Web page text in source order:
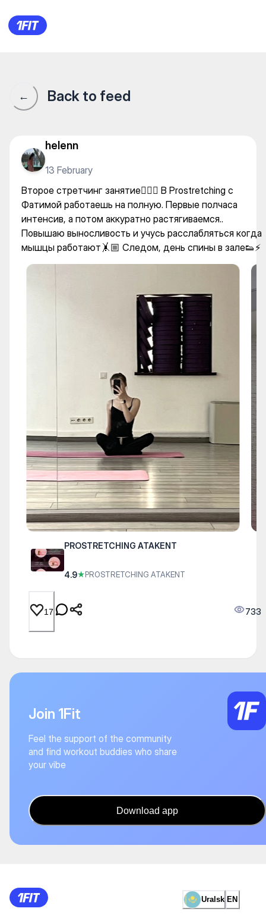
PROSTRETCHING
← Back to feed
helenn
13 February
Второе стретчинг занятие🧘🏼‍♀️ В Prostretching с
Фатимой работаешь на полную. Первые полчаса
интенсив, а потом аккуратно растягиваемся..
Повышаю выносливость и учусь расслабляться когда
мышцы работают🤸🏼 Следом, день спины в зале👟⚡️
PROSTRETCHING ATAKENT
4.9★PROSTRETCHING ATAKENT
17 733
Join 1Fit
Feel the support of the community
and find workout buddies who share
your vibe
Download app
Uralsk EN